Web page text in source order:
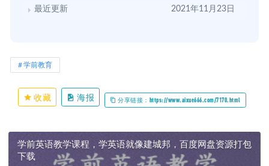
├─ 21.神功分享–亲子教育上怎么和爸爸统一战壕？.mp3
├─ 25.挫折是上帝掉下来的礼物（一）.mp3
├─ 26.挫折是上帝掉下来的礼物（二）.mp3
├─ 28.如何做好另一半的育儿分工？.mp3
├─ 29.关于专注力，我有话说.mp3
├─ 32.怎样给孩子选择兴趣班及老师？.mp3
├─ 33.财富的秘密.mp3
├─ 34.能不能从吃冰淇淋看国学和中医存在的辩证道理.mp3
最近更新 2021年11月23日
学前教育
收藏 海报 分享链接：https://www.aixue666.com/7170.html
学前英语教学课程，学英语就像建城邦，百度网盘资源打包
下载